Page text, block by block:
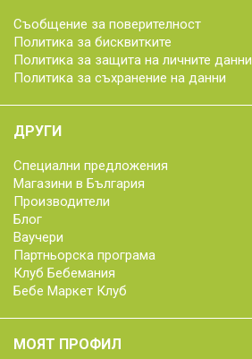
Съобщение за поверителност
Политика за бисквитките
Политика за защита на личните данни
Политика за съхранение на данни
ДРУГИ
Специални предложения
Магазини в България
Производители
Блог
Ваучери
Партньорска програма
Клуб Бебемания
Бебе Маркет Клуб
МОЯТ ПРОФИЛ